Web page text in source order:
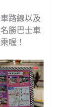
路線以及
勝巴士車
喔！